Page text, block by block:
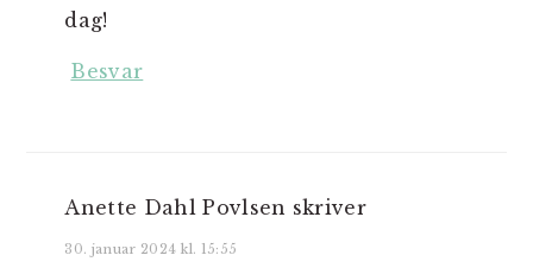
dag!
Besvar
Anette Dahl Povlsen skriver
30. januar 2024 kl. 15:55